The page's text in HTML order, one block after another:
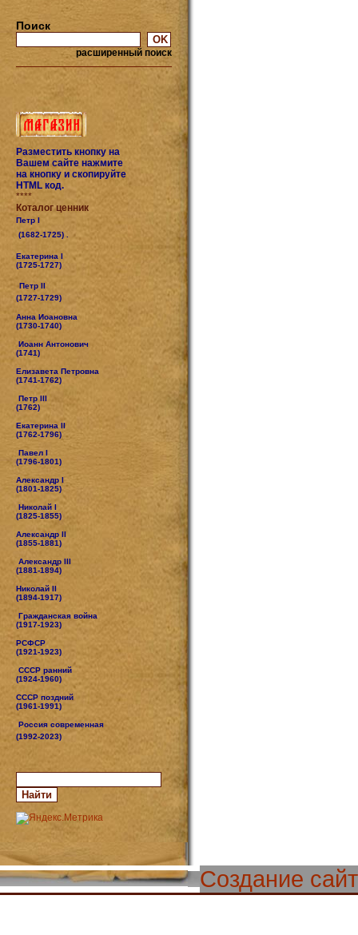
Поиск
расширенный поиск
Разместить кнопку на
Вашем сайте нажмите
на кнопку и скопируйте
HTML код.
****
Коталог ценник
Петр I
(1682-1725) .
Екатерина I
(1725-1727)
Петр II
(1727-1729)
Анна Иоановна
(1730-1740)
Иоанн Антонович
(1741)
Елизавета Петровна
(1741-1762)
Петр III
(1762)
Екатерина II
(1762-1796)
Павел I
(1796-1801)
Александр I
(1801-1825)
Николай I
(1825-1855)
Александр II
(1855-1881)
Александр III
(1881-1894)
Николай II
(1894-1917)
Гражданская война
(1917-1923)
РСФСР
(1921-1923)
СССР ранний
(1924-1960)
СССР поздний
(1961-1991)
Россия современная
(1992-2023)
Создание